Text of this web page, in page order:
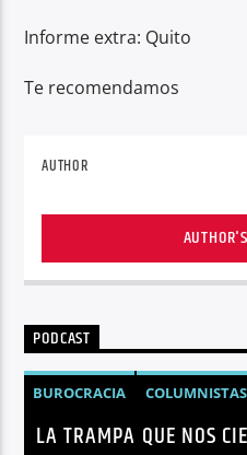
Informe extra: Quito
Te recomendamos
AUTHOR
PODCAST
BUROCRACIA COLUMNISTAS
LIBRE COMERCIO
NOTICIAS
LA TRAMPA QUE NOS